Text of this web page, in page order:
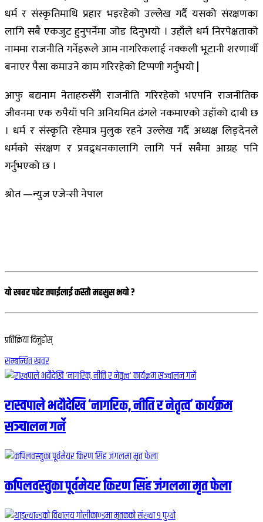
धर्म र संस्कृतिमाथि प्रहार भइरहेको उल्लेख गर्दै यसको संरक्षणका
लागि सबै एकजुट हुनुपर्नेमा जोड दिनुभयो । उहाँले धर्म निरपेक्षताको
नाममा राजनीति गर्नेहरूले आम नागरिकलाई नक्कली भूटानी शरणार्थी
बनाएर पैसा कमाउने काम गरिरहेको टिप्पणी गर्नुभयो |
आफु बद्यनाम नेताहरुसँगै राजनीति गरिरहेको भएपनि राजनीतिक
जीवनमा एक रुपैयाँ पनि अनियमित ढंगले नकमाएको उहाँको दाबी छ
। धर्म र संस्कृति रहेमात्र मुलुक रहने उल्लेख गर्दै अध्यक्ष लिङ्देनले
धर्मको संरक्षण र प्रवद्र्धनकालागि लागि पर्न सबैमा आग्रह पनि
गर्नुभएको छ ।
श्रोत —न्युज एजेन्सी नेपाल
यो खबर पढेर तपाईलाई कस्तो महसुस भयो ?
प्रतिक्रिया दिनुहोस्
सम्बन्धित खवर
रास्वपाले भदौदेखि ‘नागरिक, नीति र नेतृत्व’ कार्यक्रम
सञ्चालन गर्ने
कपिलवस्तुका पूर्वमेयर किरण सिंह जंगलमा मृत फेला